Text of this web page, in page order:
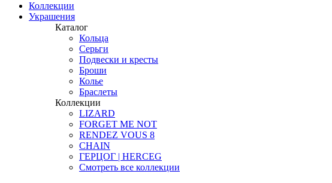
Коллекции
Украшения
Каталог
Кольца
Серьги
Подвески и кресты
Броши
Колье
Браслеты
Коллекции
LIZARD
FORGET ME NOT
RENDEZ VOUS 8
CHAIN
ГЕРЦОГ | HERCEG
Смотреть все коллекции